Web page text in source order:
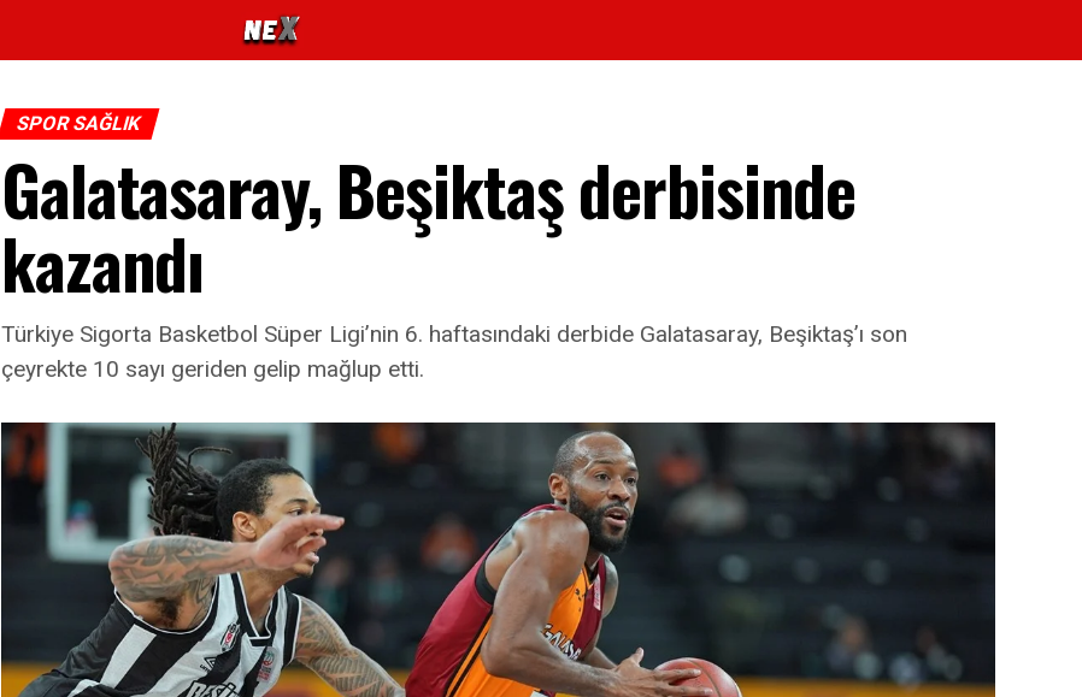
SPOR SAĞLIK
Galatasaray, Beşiktaş derbisinde
kazandı
Türkiye Sigorta Basketbol Süper Ligi’nin 6. haftasındaki derbide Galatasaray, Beşiktaş’ı son
çeyrekte 10 sayı geriden gelip mağlup etti.